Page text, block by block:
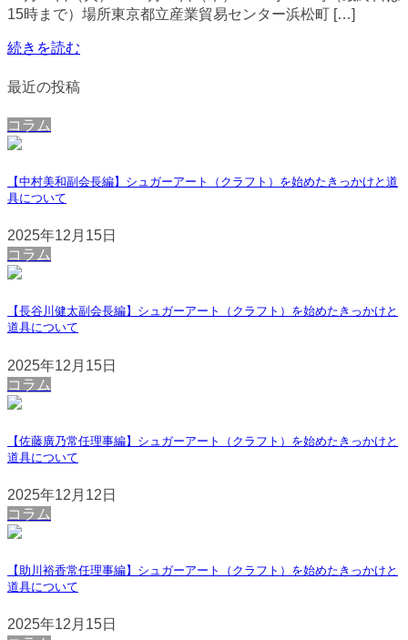
15時まで）場所東京都立産業貿易センター浜松町 […]
続きを読む
最近の投稿
コラム
【中村美和副会長編】シュガーアート（クラフト）を始めたきっかけと道
具について
2025年12月15日
コラム
【長谷川健太副会長編】シュガーアート（クラフト）を始めたきっかけと
道具について
2025年12月15日
コラム
【佐藤廣乃常任理事編】シュガーアート（クラフト）を始めたきっかけと
道具について
2025年12月12日
コラム
【助川裕香常任理事編】シュガーアート（クラフト）を始めたきっかけと
道具について
2025年12月15日